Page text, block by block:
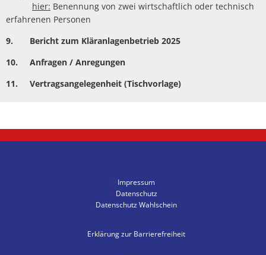
hier: Benennung von zwei wirtschaftlich oder technisch
erfahrenen Personen
9.
Bericht zum Kläranlagenbetrieb 2025
10. Anfragen / Anregungen
11. Vertragsangelegenheit (Tischvorlage)
Impressum
Datenschutz
Datenschutz Wahlschein
Erklärung zur Barrierefreiheit